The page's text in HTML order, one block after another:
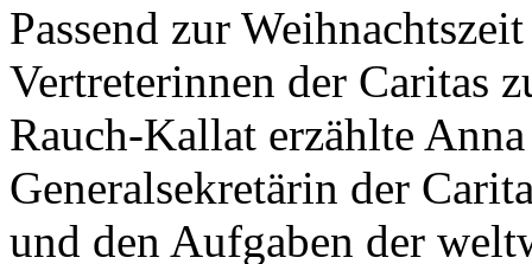
Passend zur
Vertreterinnen der Caritas
Rauch-Kallat erzählte
Generalsekretärin der
und den Aufgaben der